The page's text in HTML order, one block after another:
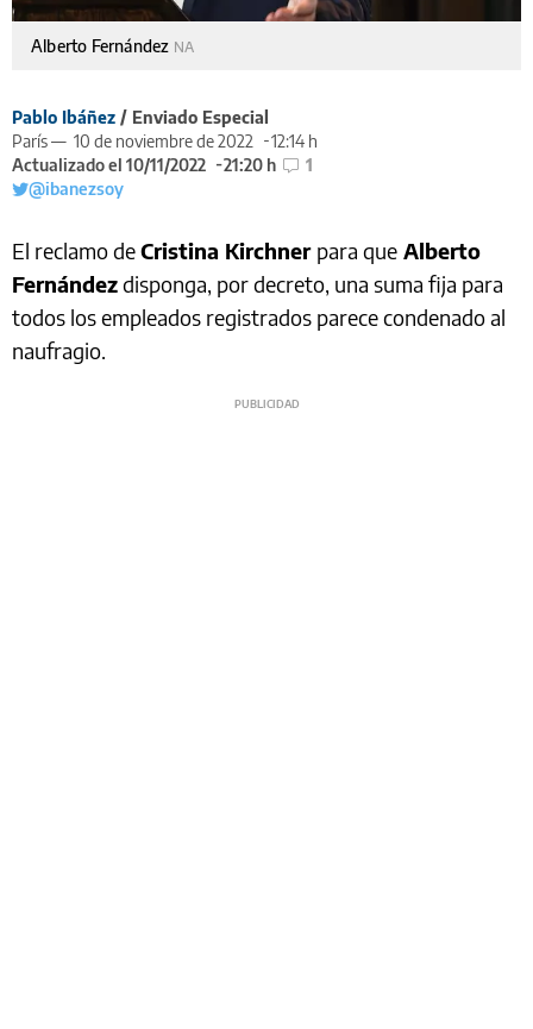
Alberto Fernández NA
Pablo Ibáñez / Enviado Especial
París — 10 de noviembre de 2022
12:14 h
Actualizado el 10/11/2022
21:20 h
1
@ibanezsoy
El reclamo deCristina Kirchner para que Alberto
Fernándezdisponga, por decreto, una suma fija para
todos los empleados registrados parece condenado al
naufragio.